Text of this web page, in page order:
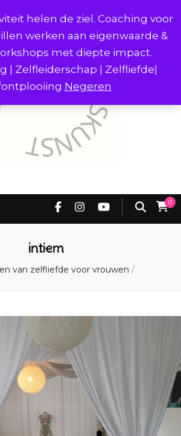
helen de ziel. Coaching voor
werken aan eigenwaarde &
met diepte impact.
| Zelfleiderschap | Zelfliefde|
Negeren
0
intiem
van zelfliefde voor vrouwen /